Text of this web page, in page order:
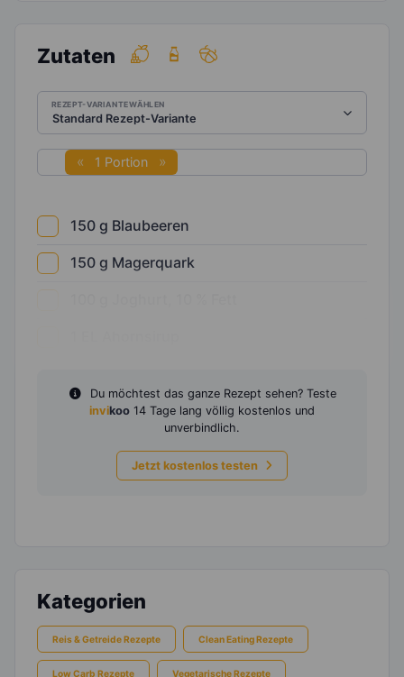
Zutaten
REZEPT-VARIANTE WÄHLEN
1 Portion
150 g Blaubeeren
150 g Magerquark
Du möchtest das ganze Rezept sehen? Teste
invikoo 14 Tage lang völlig kostenlos und
unverbindlich.
Jetzt kostenlos testen
Kategorien
Reis & Getreide Rezepte Clean Eating Rezepte
Low Carb Rezepte Vegetarische Rezepte